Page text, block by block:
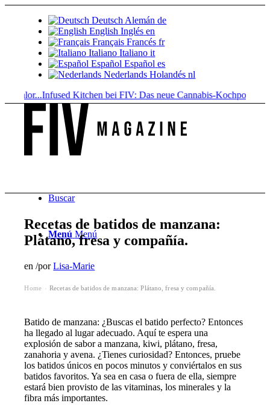
Deutsch Alemán de
English Inglés en
Français Francés fr
Italiano Italiano it
Español Español es
Nederlands Holandés nl
Infused Kitchen bei FIV: Das neue Cannabis-Kochportal
Buscar
Menú Menú
Recetas de batidos de manzana:
Plátano, fresa y compañía.
en/porLisa-Marie
Home Recetas de batidos de manzana: Plátano, fresa y compañía.
Batido de manzana: ¿Buscas el batido perfecto? Entonces
ha llegado al lugar adecuado. Aquí te espera una
explosión de sabor a manzana, kiwi, plátano, fresa,
zanahoria y avena. ¿Tienes curiosidad? Entonces, pruebe
los batidos únicos en pocos minutos y conviértalos en sus
batidos favoritos. Ya sea en casa o fuera de ella, siempre
estará bien provisto de las vitaminas, los minerales y la
fibra más importantes.